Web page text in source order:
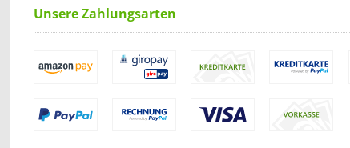
Unsere Zahlungsarten